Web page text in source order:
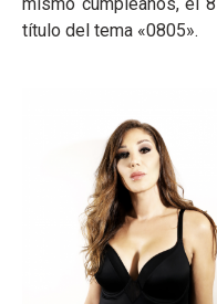
título del tema «0805».